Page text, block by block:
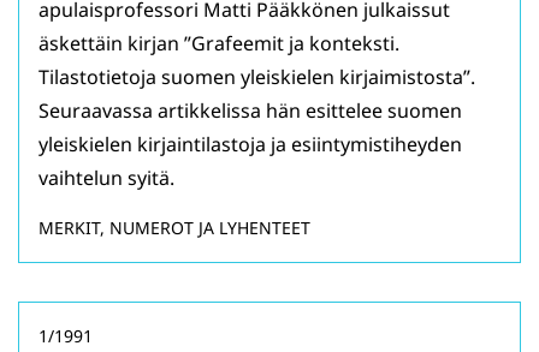
apulaisprofessori Matti Pääkkönen julkaissut
äskettäin kirjan ”Grafeemit ja konteksti.
Tilastotietoja suomen yleiskielen kirjaimistosta”.
Seuraavassa artikkelissa hän esittelee suomen
yleiskielen kirjaintilastoja ja esiintymistiheyden
vaihtelun syitä.
MERKIT, NUMEROT JA LYHENTEET
1/1991